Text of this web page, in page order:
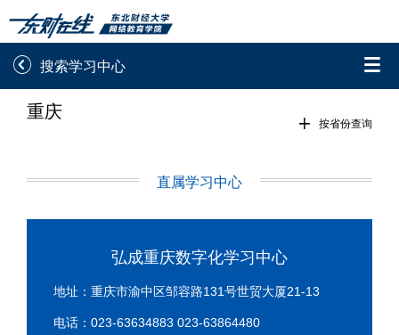

 搜索学习中心
录取通知书查询
信息确认及测试
重置密码
重庆
 按省份查询
直属学习中心
弘成重庆数字化学习中心
地址：重庆市渝中区邹容路131号世贸大厦21-13
电话：023-63634883 023-63864480